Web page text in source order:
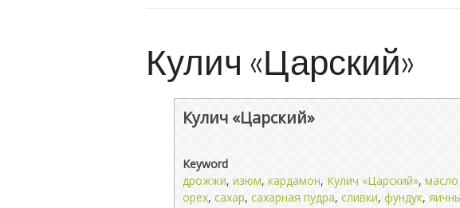
Кулич «Царский»
Кулич «Царский»
Keyword
дрожжи, изюм, кардамон, Кулич «Царский»,
орех, сахар, сахарная пудра, сливки, фундук,